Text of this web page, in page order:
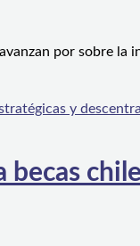
por sobre